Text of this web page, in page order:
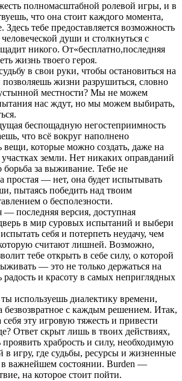
полномасштабной ролевой игры, и в
что она стоит каждого момента,
Здесь тебе предоставляется возможность
души и столкнуться с
никого. От«бесплатно,последняя
жизнь твоего героя.
в свои руки, чтобы остановиться на
жизни разрушиться, словно
местности? Мы не можем
нас ждут, но мы можем выбирать,
беспощадную негостеприимность
что всё вокруг наполнено
вещи, которые можно создать, даже на
земли. Нет никаких оправданий
борьба за выживание. Тебе не
простая — нет, она будет испытывать
пытаясь победить над твоим
о бесполезности.
— последняя версия, доступная
в мир суровых испытаний и выбери
себя и потерпеть неудачу, чем
считают лишней. Возможно,
тебе открыть в себе силу, о которой
— это не только держаться на
радость и красоту в самых неприглядных
используешь диалектику времени,
безвозвратное с каждым решением. Итак,
себя эту игровую тяжесть и привести
Ответ скрыт лишь в твоих действиях,
храбрость и силу, необходимую
в игру, где судьбы, ресурсы и жизненные
в важнейшем состоянии. Burden —
на которое стоит пойти.